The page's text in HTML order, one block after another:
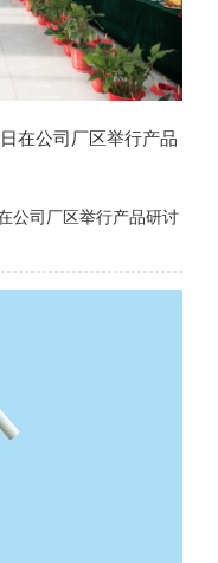
在公司厂区举行产品
公司厂区举行产品研讨